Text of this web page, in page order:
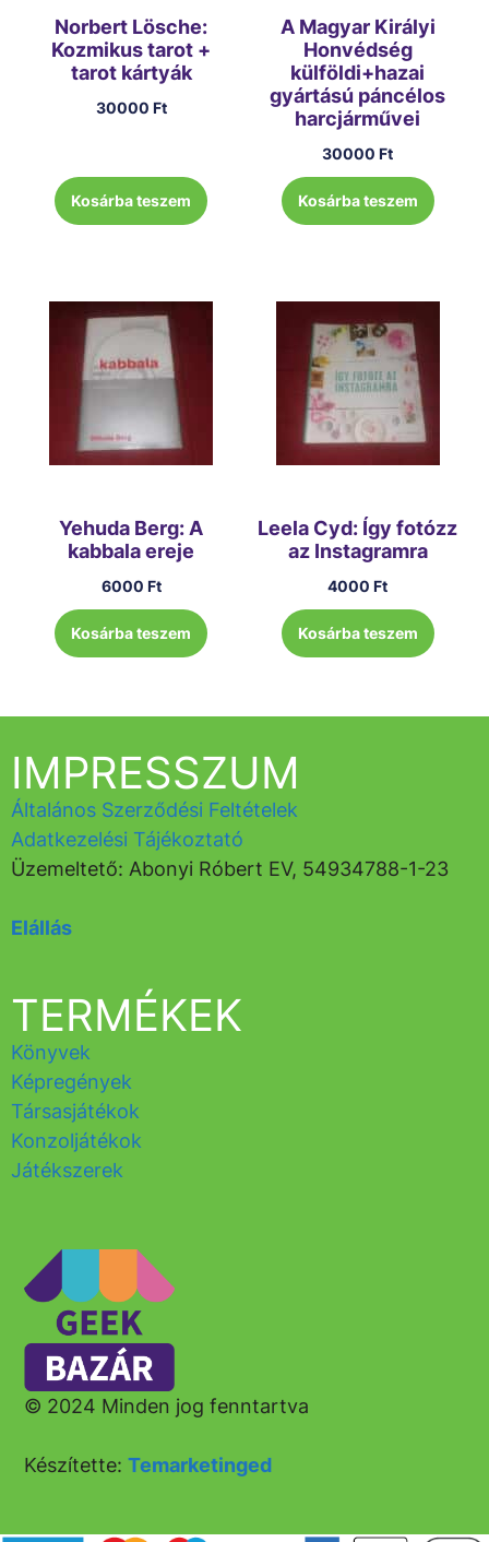
Norbert Lösche:
Kozmikus tarot +
tarot kártyák
30000 Ft
Kosárba teszem
A Magyar Királyi
Honvédség
külföldi+hazai
gyártású páncélos
harcjárművei
30000Ft
Kosárba teszem
Yehuda Berg: A
kabbala ereje
6000 Ft
Kosárba teszem
Leela Cyd: Így fotózz
az Instagramra
4000Ft
Kosárba teszem
© 2024 Minden jog fenntartva
Készítette:Temarketinged
TERMÉKEK
Könyvek
Képregények
Társasjátékok
Konzoljátékok
Játékszerek
IMPRESSZUM
Általános Szerződési Feltételek
Adatkezelési Tájékoztató
Üzemeltető: Abonyi Róbert EV, 54934788-1-23
Elállás